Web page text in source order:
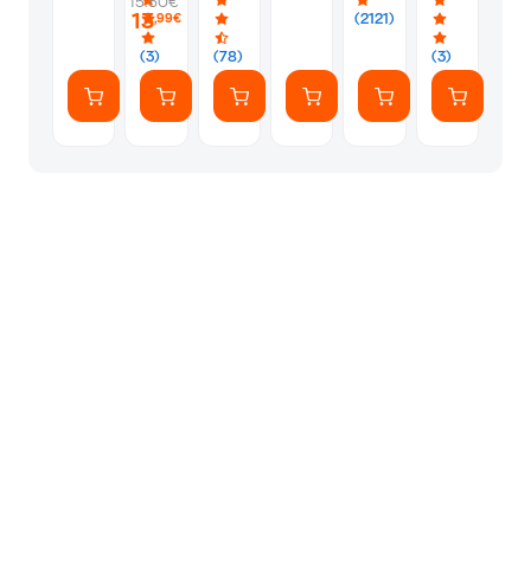
(3)
13,99€
Silver
(78)
(2121)
Φακελάκι
(7
(3)